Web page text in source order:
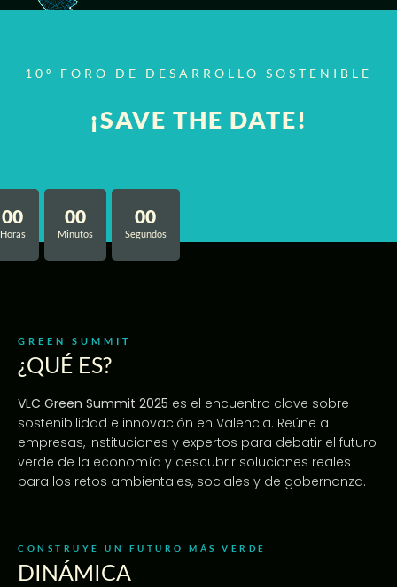
10º FORO DE DESARROLLO SOSTENIBLE
¡SAVE THE DATE!
00
Horas
00
Minutos
00
Segundos
GREEN SUMMIT
¿QUÉ ES?
VLC Green Summit 2025 es el encuentro clave sobre
sostenibilidad e innovación en Valencia. Reúne a
empresas, instituciones y expertos para debatir el futuro
verde de la economía y descubrir soluciones reales
para los retos ambientales, sociales y de gobernanza.
CONSTRUYE UN FUTURO MÁS VERDE
DINÁMICA